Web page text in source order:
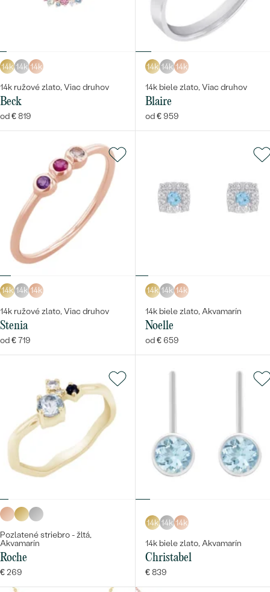
14k 14k 14k
14k ružové zlato, Viac druhov
Beck
od € 819
14k 14k 14k
14k biele zlato, Viac druhov
Blaire
od € 959
14k 14k 14k
14k ružové zlato, Viac druhov
Stenia
od € 719
14k 14k 14k
14k biele zlato, Akvamarín
Noelle
od € 659
Pozlatené striebro - žltá,
Akvamarín
Roche
€ 269
14k 14k 14k
14k biele zlato, Akvamarín
Christabel
€ 839